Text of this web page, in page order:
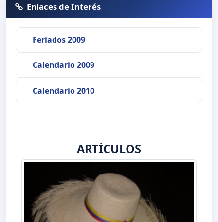
Enlaces de Interés
Feriados 2009
Calendario 2009
Calendario 2010
ARTÍCULOS